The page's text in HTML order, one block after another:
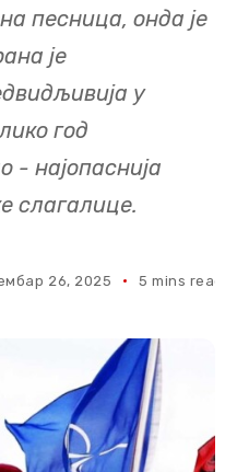
песница, онда је
је
у
год
- најопаснија
слагалице.
26, 2025 5 mins read